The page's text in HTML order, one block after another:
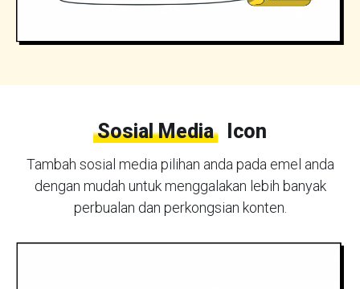
Sosial Media Icon
Tambah sosial media pilihan anda pada emel anda
dengan mudah untuk menggalakan lebih banyak
perbualan dan perkongsian konten.